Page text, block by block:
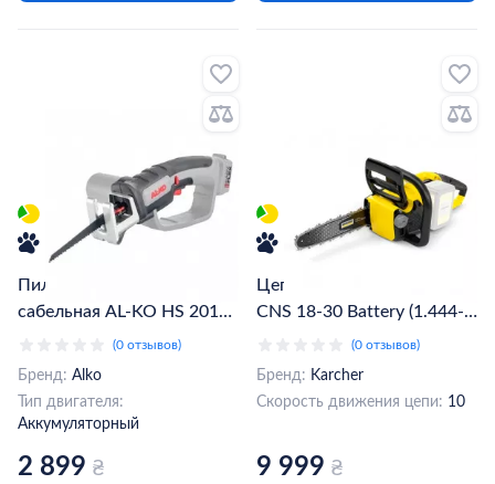
Пила аккумуляторная
сабельная AL-KO HS 2015
(0 отзывов)
Бренд: Alko
Тип двигателя:
Аккумуляторный
2 899 ₴
Цепная пила KARCHER
CNS 18-30 Battery (1.444-
(0 отзывов)
Бренд: Karcher
Скорость движения цепи: 10
9 999 ₴